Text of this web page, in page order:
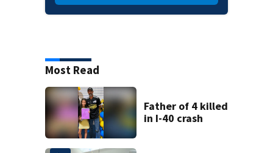
Most Read
Father of 4 killed
in I-40 crash